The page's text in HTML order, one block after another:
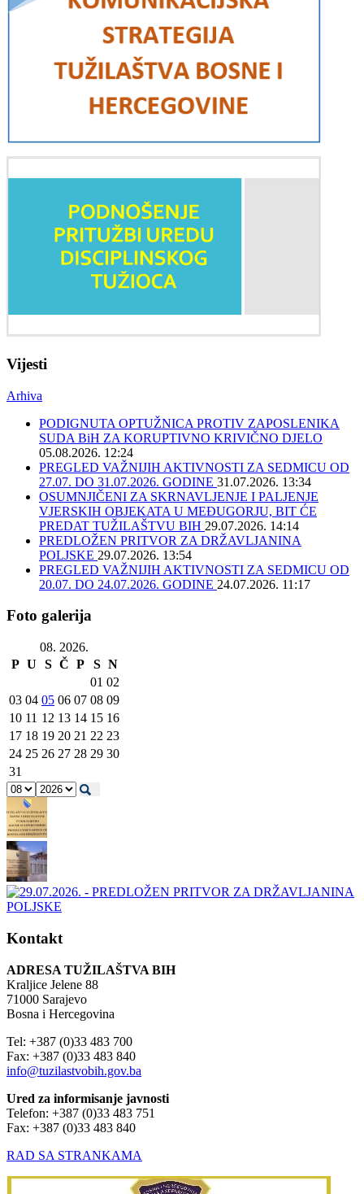
Vijesti
Arhiva
PODIGNUTA OPTUŽNICA PROTIV ZAPOSLENIKA
SUDA BiH ZA KORUPTIVNO KRIVIČNO DJELO
05.08.2026. 12:24
PREGLED VAŽNIJIH AKTIVNOSTI ZA SEDMICU OD
27.07. DO 31.07.2026. GODINE 31.07.2026. 13:34
OSUMNJIČENI ZA SKRNAVLJENJE I PALJENJE
VJERSKIH OBJEKATA U MEĐUGORJU, BIT ĆE
PREDAT TUŽILAŠTVU BIH 29.07.2026. 14:14
PREDLOŽEN PRITVOR ZA DRŽAVLJANINA
POLJSKE 29.07.2026. 13:54
PREGLED VAŽNIJIH AKTIVNOSTI ZA SEDMICU OD
20.07. DO 24.07.2026. GODINE 24.07.2026. 11:17
Foto galerija
08. 2026.
P U S Č P S N
01 02
03 04 05 06 07 08 09
10 11 12 13 14 15 16
17 18 19 20 21 22 23
24 25 26 27 28 29 30
31
Kontakt
ADRESA TUŽILAŠTVA BIH
Kraljice Jelene 88
71000 Sarajevo
Bosna i Hercegovina
Tel: +387 (0)33 483 700
Fax: +387 (0)33 483 840
info@tuzilastvobih.gov.ba
Ured za informisanje javnosti
Telefon: +387 (0)33 483 751
Fax: +387 (0)33 483 840
RAD SA STRANKAMA